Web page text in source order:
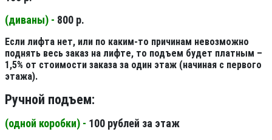
(диваны) - 800 р.
Если лифта нет, или по каким-то причинам невозможно
поднять весь заказ на лифте, то подъем будет платным –
1,5% от стоимости заказа за один этаж (начиная с первого
этажа).
Ручной подъем:
(одной коробки) - 100 рублей за этаж